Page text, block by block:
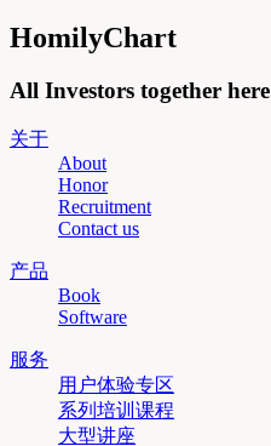
HomilyChart
All Investors together here
关于
About
Honor
Recruitment
Contact us
产品
Book
Software
服务
用户体验专区
系列培训课程
大型讲座